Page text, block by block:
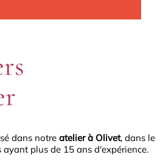
dans notre atelier à Olivet, dans le
ayant plus de 15 ans d'expérience.